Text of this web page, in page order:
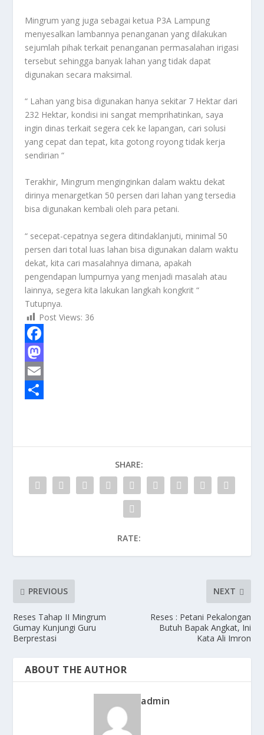
Mingrum yang juga sebagai ketua P3A Lampung
menyesalkan lambannya penanganan yang dilakukan
sejumlah pihak terkait penanganan permasalahan irigasi
tersebut sehingga banyak lahan yang tidak dapat
digunakan secara maksimal.
“ Lahan yang bisa digunakan hanya sekitar 7 Hektar dari
232 Hektar, kondisi ini sangat memprihatinkan, saya
ingin dinas terkait segera cek ke lapangan, cari solusi
yang cepat dan tepat, kita gotong royong tidak kerja
sendirian “
Terakhir, Mingrum menginginkan dalam waktu dekat
dirinya menargetkan 50 persen dari lahan yang tersedia
bisa digunakan kembali oleh para petani.
“ secepat-cepatnya segera ditindaklanjuti, minimal 50
persen dari total luas lahan bisa digunakan dalam waktu
dekat, kita cari masalahnya dimana, apakah
pengendapan lumpurnya yang menjadi masalah atau
lainnya, segera kita lakukan langkah kongkrit “
Tutupnya.
Post Views: 36
F
a
c
o
M
a
o
E
ia
SHARE:
RATE:
PREVIOUS
Reses Tahap II Mingrum
Gumay Kunjungi Guru
Berprestasi
NEXT
Reses : Petani Pekalongan
Butuh Bapak Angkat, Ini
Kata Ali Imron
ABOUT THE AUTHOR
admin